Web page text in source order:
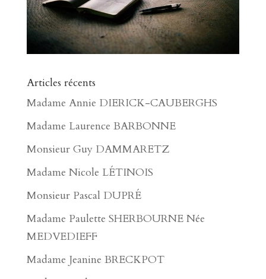
Articles récents
Madame Annie DIERICK-CAUBERGHS
Madame Laurence BARBONNE
Monsieur Guy DAMMARETZ
Madame Nicole LÉTINOIS
Monsieur Pascal DUPRÉ
Madame Paulette SHERBOURNE Née
MEDVEDIEFF
Madame Jeanine BRECKPOT